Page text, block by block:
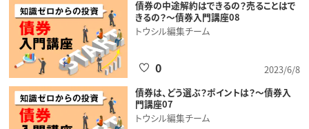
債券の中途解約はできるの？売ることはで
きるの？～債券入門講座08
トウシル編集チーム
2023/6/8
0
債券は、どう選ぶ？ポイントは？～債券入
門講座07
トウシル編集チーム